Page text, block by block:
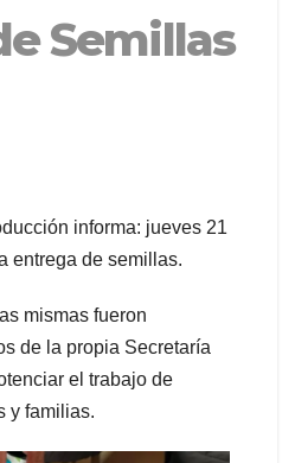
Semillas
informa: jueves 21
entrega de semillas.​
mismas fueron
de la propia Secretaría
el trabajo de
y familias.